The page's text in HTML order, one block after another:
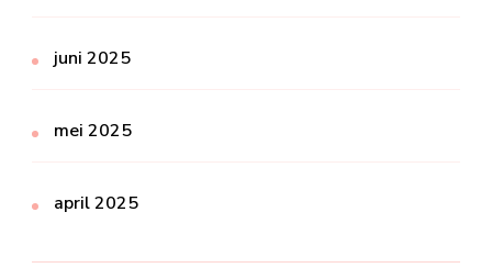
juni 2025
mei 2025
april 2025